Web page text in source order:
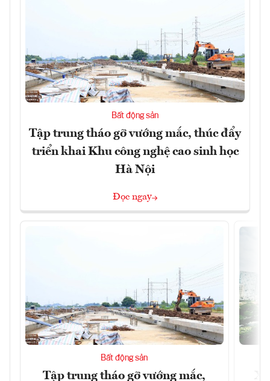
Bất động sản
Tập trung tháo gỡ vướng mắc, thúc đẩy
triển khai Khu công nghệ cao sinh học
Hà Nội
Đọc ngay
Bất động sản
Tập trung tháo gỡ vướng mắc,